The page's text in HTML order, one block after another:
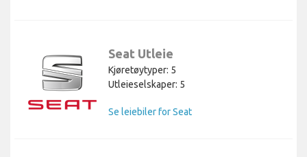
Seat Utleie
Kjøretøytyper: 5
Utleieselskaper: 5
Se leiebiler for Seat